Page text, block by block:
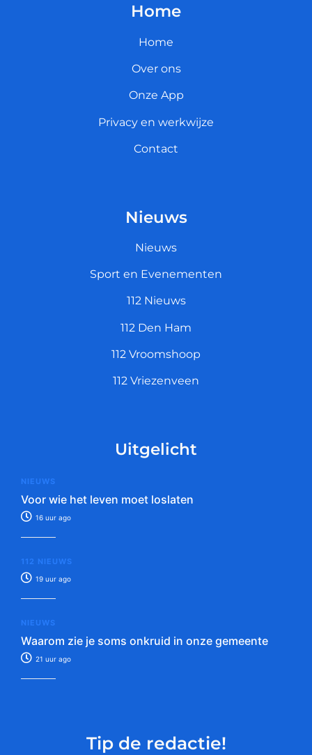
Home
Home
Over ons
Onze App
Privacy en werkwijze
Contact
Nieuws
Nieuws
Sport en Evenementen
112 Nieuws
112 Den Ham
112 Vroomshoop
112 Vriezenveen
Uitgelicht
NIEUWS
Voor wie het leven moet loslaten
16 uur ago
112 NIEUWS
19 uur ago
NIEUWS
Waarom zie je soms onkruid in onze gemeente
21 uur ago
Tip de redactie!